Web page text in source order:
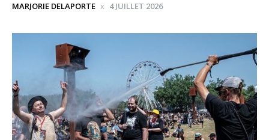
MARJORIE DELAPORTE 4 JUILLET 2026